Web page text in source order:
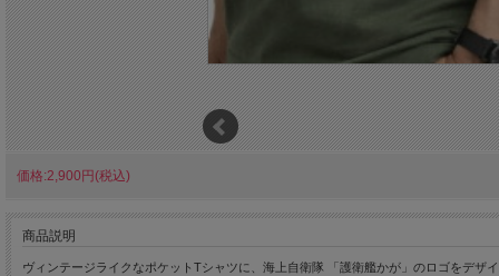
価格:2,900円(税込)
商品説明
ヴィンテージライクなポケットTシャツに、海上自衛隊 「護衛艦かが」のロゴをデザ